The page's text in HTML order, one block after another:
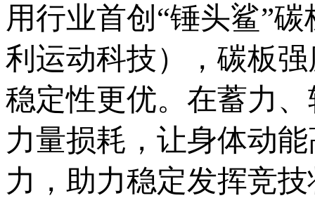
用行业首创“锤头鲨”
利运动科技），碳板
稳定性更优。在蓄力
力量损耗，让身体动
力，助力稳定发挥竞